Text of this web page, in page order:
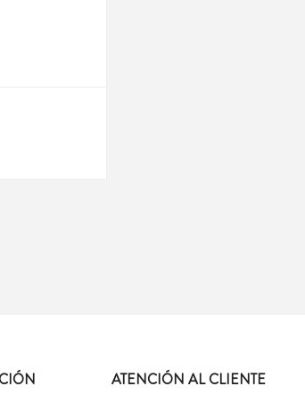
ATENCIÓN AL CLIENTE